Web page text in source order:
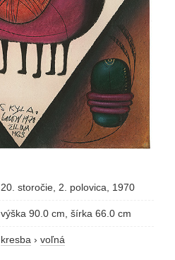
20. storočie, 2. polovica, 1970
výška 90.0 cm, šírka 66.0 cm
kresba › voľná